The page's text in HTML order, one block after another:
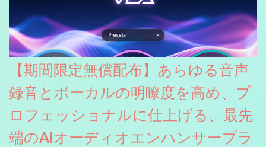
【期間限定無償配布】あらゆる音声
録音とボーカルの明瞭度を高め、プ
ロフェッショナルに仕上げる、最先
端のAIオーディオエンハンサープラ